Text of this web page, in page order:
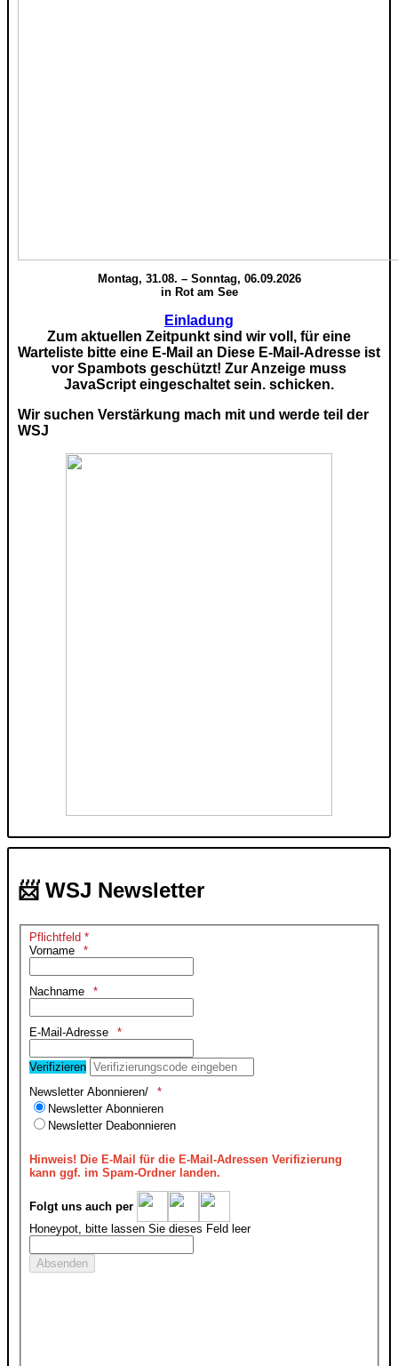
Montag, 31.08. – Sonntag, 06.09.2026
in Rot am See
Einladung
Zum aktuellen Zeitpunkt sind wir voll, für eine
Warteliste bitte eine E-Mail an Diese E-Mail-Adresse ist
vor Spambots geschützt! Zur Anzeige muss
JavaScript eingeschaltet sein. schicken.
Wir suchen Verstärkung mach mit und werde teil der
WSJ
📨 WSJ Newsletter
Pflichtfeld *
Vorname
Nachname
E-Mail-Adresse
Verifizieren
Newsletter Abonnieren/
Newsletter Abonnieren
Newsletter Deabonnieren
Hinweis!Die E-Mail für die E-Mail-Adressen Verifizierung
kann ggf. im Spam-Ordner landen.
Folgt uns auch per
Honeypot, bitte lassen Sie dieses Feld leer